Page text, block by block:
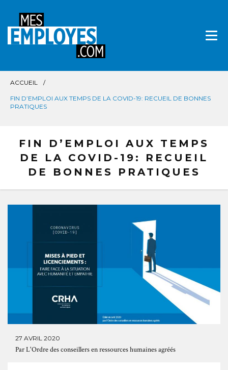
ACCUEIL
FIN D’EMPLOI AUX TEMPS DE LA COVID-19: RECUEIL DE BONNES
PRATIQUES
FIN D’EMPLOI AUX TEMPS
DE LA COVID-19: RECUEIL
DE BONNES PRATIQUES
27 AVRIL 2020
ParL'Ordre des conseillers en ressources humaines agréés